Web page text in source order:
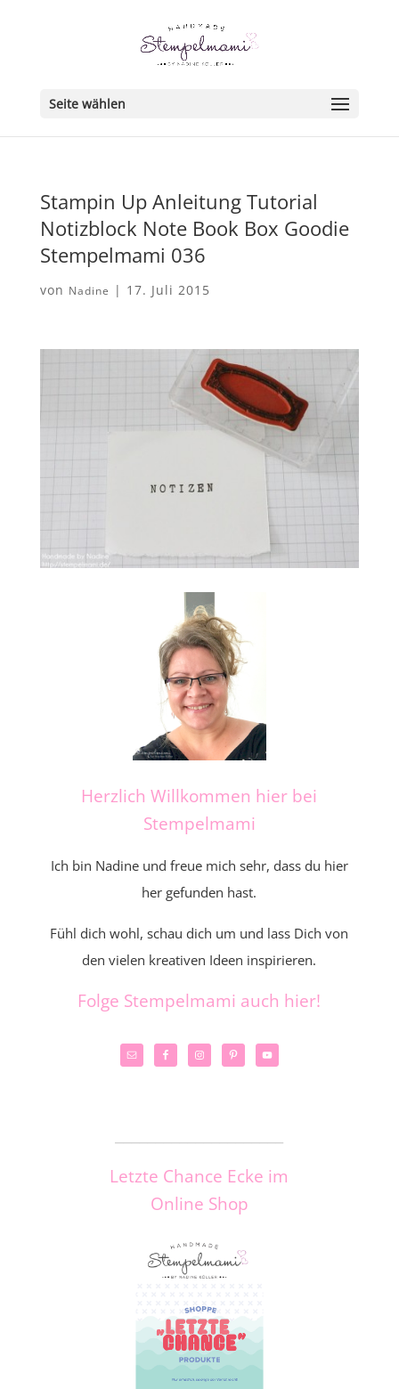
Seite wählen
Stampin Up Anleitung Tutorial
Notizblock Note Book Box Goodie
Stempelmami 036
von Nadine | 17. Juli 2015
Herzlich Willkommen hier bei
Stempelmami
Ich bin Nadine und freue mich sehr, dass du hier
her gefunden hast.
Fühl dich wohl, schau dich um und lass Dich von
den vielen kreativen Ideen inspirieren.
Folge Stempelmami auch hier!
Letzte Chance Ecke im
Online Shop